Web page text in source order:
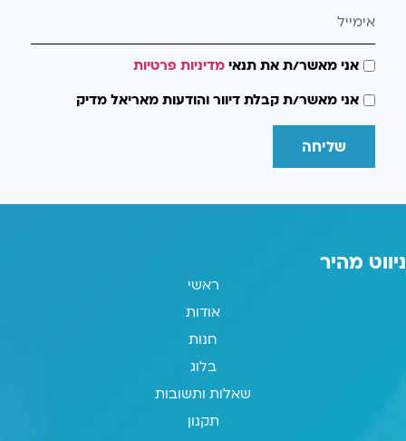
אני מאשר/ת את תנאימדיניות פרטיות
אני מאשר/ת קבלת דיוור והודעות מאריאל מדיק
שליחה
ניווט מהיר
ראשי
אודות
חנות
בלוג
שאלות ותשובות
תקנון